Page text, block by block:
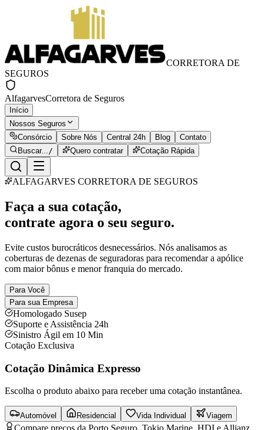
CORRETORA DE
SEGUROS
AlfagarvesCorretora de Seguros
Início
Nossos Seguros
Consórcio
Sobre Nós Central 24h Blog
Contato
Buscar.../ Quero contratar Cotação Rápida
ALFAGARVES CORRETORA DE SEGUROS
Faça a sua cotação,
contrate agora o seu seguro.
Evite custos burocráticos desnecessários. Nós analisamos as
coberturas de dezenas de seguradoras para recomendar a apólice
com maior bônus e menor franquia do mercado.
Para Você
Para sua Empresa
Homologado Susep
Suporte e Assistência 24h
Sinistro Ágil em 10 Min
Cotação Exclusiva
Cotação Dinâmica Expresso
Escolha o produto abaixo para receber uma cotação instantânea.
Automóvel Residencial Vida Individual Viagem